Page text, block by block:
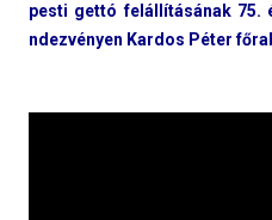
pesti gettó felállításának
ndez­vény­en Kar­dos Péter